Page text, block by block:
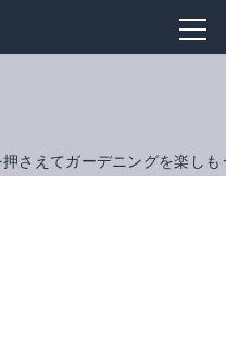
さえてガーデニングを楽しも